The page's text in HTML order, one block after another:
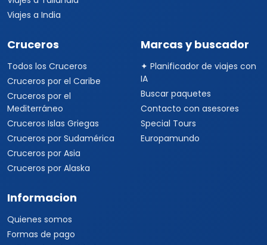
Viajes a India
Cruceros
Todos los Cruceros
Cruceros por el Caribe
Cruceros por el
Mediterráneo
Cruceros Islas Griegas
Cruceros por Sudamérica
Cruceros por Asia
Cruceros por Alaska
Marcas y buscador
✦ Planificador de viajes con
IA
Buscar paquetes
Contacto con asesores
Special Tours
Europamundo
Informacion
Quienes somos
Formas de pago